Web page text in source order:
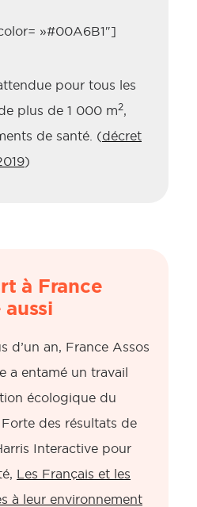
»#00A6B1″]
pour tous les
plus de 1 000 m2,
de santé. (décret
)
à France
d’un an, France Assos
a entamé un travail
écologique du
des résultats de
Interactive pour
Les Français et les
à leur environnement